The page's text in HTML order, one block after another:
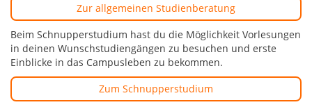
Zur allgemeinen Studienberatung
Beim Schnupperstudium hast du die Möglichkeit Vorlesungen
in deinen Wunschstudiengängen zu besuchen und erste
Einblicke in das Campusleben zu bekommen.
Zum Schnupperstudium